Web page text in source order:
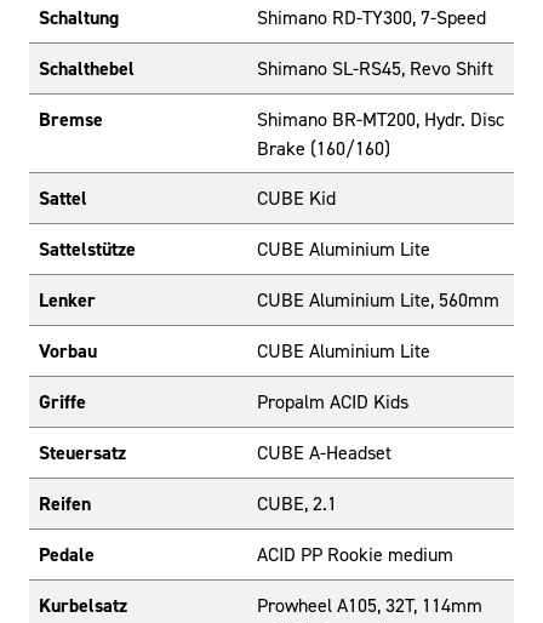
Schaltung Shimano RD-TY300, 7-Speed
Schalthebel Shimano SL-RS45, Revo Shift
Bremse
Shimano BR-MT200, Hydr. Disc
Brake (160/160)
Sattel CUBE Kid
Sattelstütze CUBE Aluminium Lite
Lenker CUBE Aluminium Lite, 560mm
Vorbau CUBE Aluminium Lite
Griffe Propalm ACID Kids
Steuersatz CUBE A-Headset
Reifen CUBE, 2.1
Pedale ACID PP Rookie medium
Kurbelsatz
Prowheel A105, 32T, 114mm